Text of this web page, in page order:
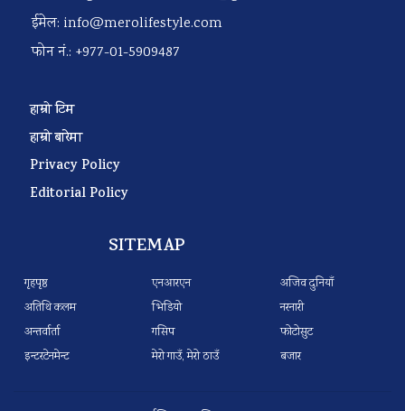
ईमेल: info@merolifestyle.com
फोन नं.: +977-01-5909487
हाम्रो टिम
हाम्रो बारेमा
Privacy Policy
Editorial Policy
SITEMAP
गृहपृष्ठ
अतिथि कलम
अन्तर्वार्ता
इन्टरटेनमेन्ट
एनआरएन
भिडियो
गसिप
मेरो गाउँ, मेरो ठाउँ
अजिव दुनियाँ
नरनारी
फोटोसुट
बजार